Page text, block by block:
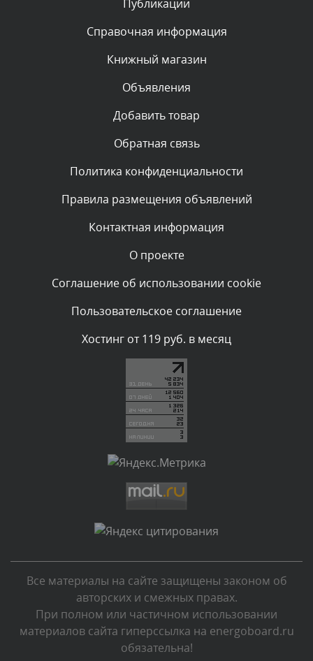
Комментарий проверяется
Текст комментария будет виден после проверки
администратором.
Комментарий проверяется
администратором.
Комментарий проверяется
администратором.
Комментарий проверяется
администратором.
Комментарий проверяется
Текст комментария будет виден после проверки
Комментарий проверяется
Текст комментария будет виден после проверки
администратором.
Текст комментария будет виден после проверки
администратором.
Комментарий проверяется
Текст комментария будет виден после проверки
администратором.
Вчера, в 23:39
Публикации
Справочная информация
Книжный магазин
Объявления
Добавить товар
Обратная связь
Политика конфиденциальности
Правила размещения объявлений
Контактная информация
О проекте
Соглашение об использовании cookie
Пользовательское соглашение
Хостинг от 119 руб. в месяц
Все материалы на сайте защищены законом об
авторских и смежных правах.
При полном или частичном использовании
материалов сайта гиперссылка на energoboard.ru
обязательна!